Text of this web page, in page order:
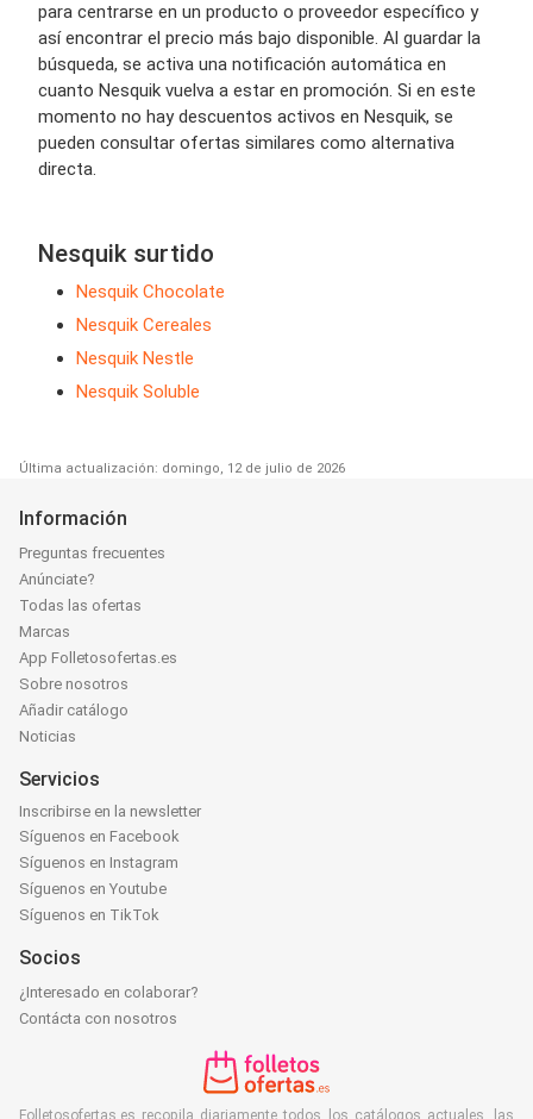
para centrarse en un producto o proveedor específico y
así encontrar el precio más bajo disponible. Al guardar la
búsqueda, se activa una notificación automática en
cuanto Nesquik vuelva a estar en promoción. Si en este
momento no hay descuentos activos en Nesquik, se
pueden consultar ofertas similares como alternativa
directa.
Nesquik surtido
Nesquik Chocolate
Nesquik Cereales
Nesquik Nestle
Nesquik Soluble
Última actualización: domingo, 12 de julio de 2026
Información
Preguntas frecuentes
Anúnciate?
Todas las ofertas
Marcas
App Folletosofertas.es
Sobre nosotros
Añadir catálogo
Noticias
Servicios
Inscribirse en la newsletter
Síguenos en Facebook
Síguenos en Instagram
Síguenos en Youtube
Síguenos en TikTok
Socios
¿Interesado en colaborar?
Contácta con nosotros
Folletosofertas.es recopila diariamente todos los catálogos actuales, las